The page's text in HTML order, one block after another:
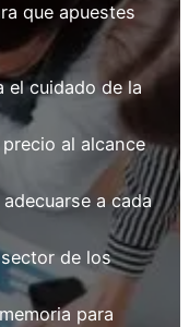
que apuestes
el cuidado de la
al alcance
a cada
de los
para